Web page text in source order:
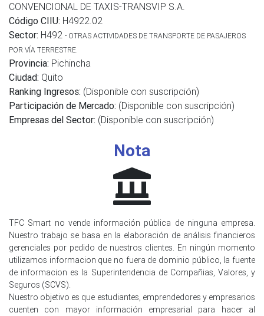
CONVENCIONAL DE TAXIS-TRANSVIP S.A.
Código CIIU: H4922.02
Sector: H492 - OTRAS ACTIVIDADES DE TRANSPORTE DE PASAJEROS
POR VÍA TERRESTRE.
Provincia: Pichincha
Ciudad: Quito
Ranking Ingresos: (Disponible con suscripción)
Participación de Mercado: (Disponible con suscripción)
Empresas del Sector: (Disponible con suscripción)
Nota
TFC Smart no vende información pública de ninguna empresa.
Nuestro trabajo se basa en la elaboración de análisis financieros
gerenciales por pedido de nuestros clientes. En ningún momento
utilizamos informacion que no fuera de dominio público, la fuente
de informacion es la Superintendencia de Compañias, Valores, y
Seguros (SCVS).
Nuestro objetivo es que estudiantes, emprendedores y empresarios
cuenten con mayor información empresarial para hacer al